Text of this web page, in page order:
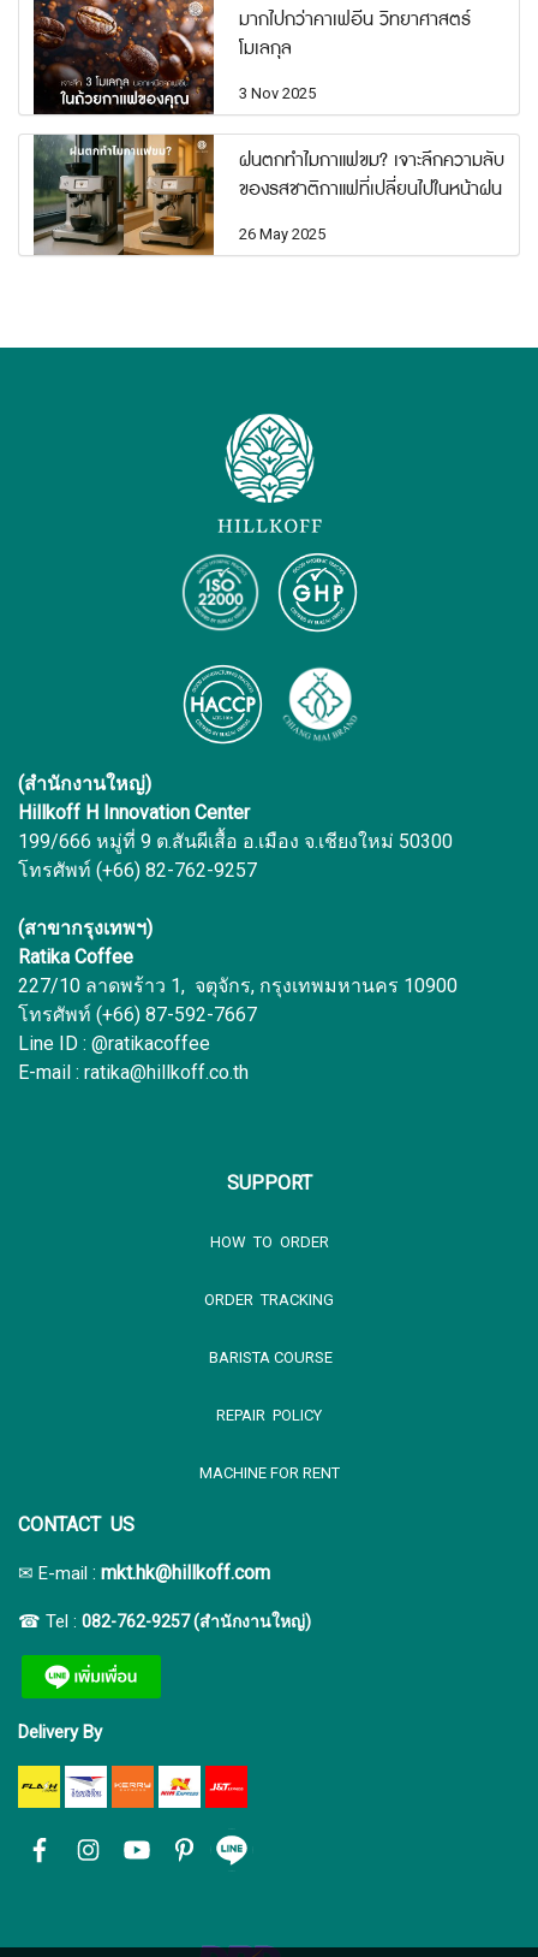
มากไปกว่าคาเฟอีน วิทยาศาสตร์
โมเลกุล
3 Nov 2025
ฝนตกทำไมกาแฟขม? เจาะลึกความลับ
ของรสชาติกาแฟที่เปลี่ยนไปในหน้าฝน
26 May 2025
(สำนักงานใหญ่)
Hillkoff H Innovation Center
199/666 หมู่ที่ 9 ต.สันผีเสื้อ อ.เมือง จ.เชียงใหม่ 50300
โทรศัพท์ (+66) 82-762-9257
(สาขากรุงเทพฯ)
Ratika Coffee
227/10 ลาดพร้าว 1, จตุจักร, กรุงเทพมหานคร 10900
โทรศัพท์ (+66) 87-592-7667
Line ID : @ratikacoffee
E-mail : ratika@hillkoff.co.th
SUPPORT
HOW TO ORDER
ORDER TRACKING
BARISTA COURSE
REPAIR POLICY
MACHINE FOR RENT
CONTACT US
✉ E-mail : mkt.hk@hillkoff.com
☎ Tel : 082-762-9257 (สำนักงานใหญ่)
Delivery By